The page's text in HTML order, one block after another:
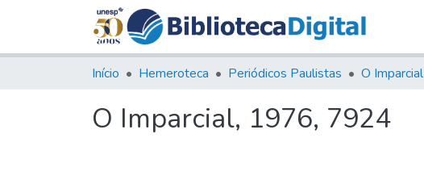
Início Hemeroteca Periódicos Paulistas O Imparcial
O Imparcial, 1976, 7924